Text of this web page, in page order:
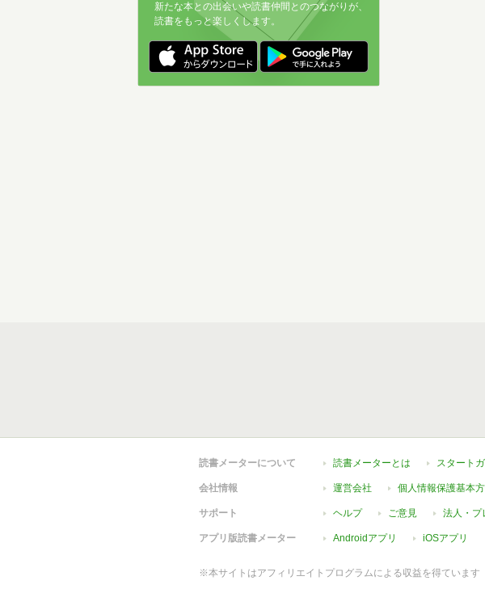
新たな本との出会いや読書仲間とのつながりが、
読書をもっと楽しくします。
読書メーターについて 読書メーターとは スタート
会社情報 運営会社 個人情報保護基本
サポート ヘルプ ご意見 法人・プ
アプリ版読書メーター Androidアプリ iOSアプリ
※本サイトはアフィリエイトプログラムによる収益を得ています